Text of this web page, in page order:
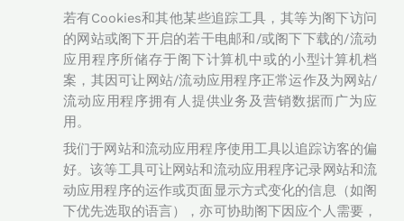
若有Cookies和其他某些追踪工具，其等为阁下访问
的网站或阁下开启的若干电邮和/或阁下下载的/流动
应用程序所储存于阁下计算机中或的小型计算机档
案，其因可让网站/流动应用程序正常运作及为网站/
流动应用程序拥有人提供业务及营销数据而广为应
用。
我们于网站和流动应用程序使用工具以追踪访客的偏
好。该等工具可让网站和流动应用程序记录网站和流
动应用程序的运作或页面显示方式变化的信息（如阁
下优先选取的语言），亦可协助阁下因应个人需要，